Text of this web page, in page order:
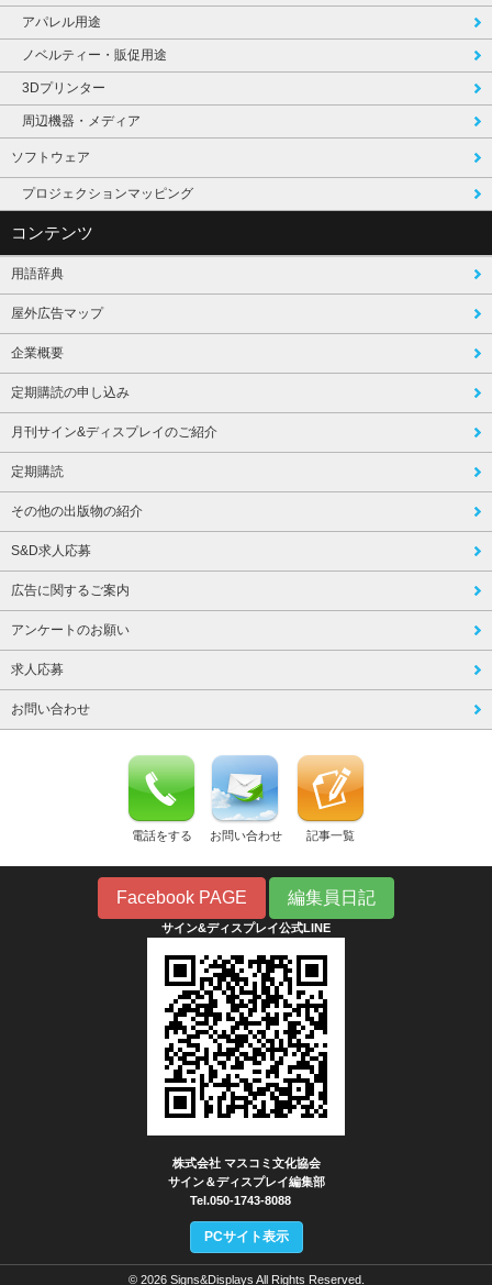
アパレル用途
ノベルティー・販促用途
3Dプリンター
周辺機器・メディア
ソフトウェア
プロジェクションマッピング
コンテンツ
用語辞典
屋外広告マップ
企業概要
定期購読の申し込み
月刊サイン&ディスプレイのご紹介
定期購読
その他の出版物の紹介
S&D求人応募
広告に関するご案内
アンケートのお願い
求人応募
お問い合わせ
電話をする お問い合わせ 記事一覧
Facebook PAGE 編集員日記
サイン&ディスプレイ公式LINE
株式会社 マスコミ文化協会
サイン＆ディスプレイ編集部
Tel.050-1743-8088
PCサイト表示
© 2026 Signs&Displays All Rights Reserved.